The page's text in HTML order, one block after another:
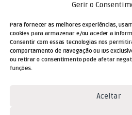
Gerir o
Para fornecer as melhores experiências,
cookies para armazenar e/ou aceder a
Consentir com essas tecnologias nos
comportamento de navegação ou IDs
ou retirar o consentimento pode afetar
funções.
Aceitar